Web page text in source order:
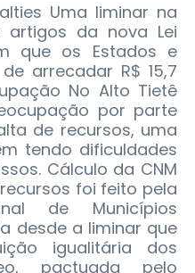
Uma liminar na
artigos da nova Lei
que os Estados e
arrecadar R$ 15,7
No Alto Tietê
por parte
de recursos, uma
tendo dificuldades
Cálculo da CNM
foi feito pela
de Municípios
desde a liminar que
igualitária dos
pactuada pelo